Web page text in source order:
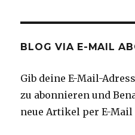
BLOG VIA E-MAIL
Gib deine E-Mail-
zu abonnieren und
neue Artikel per E-Mail